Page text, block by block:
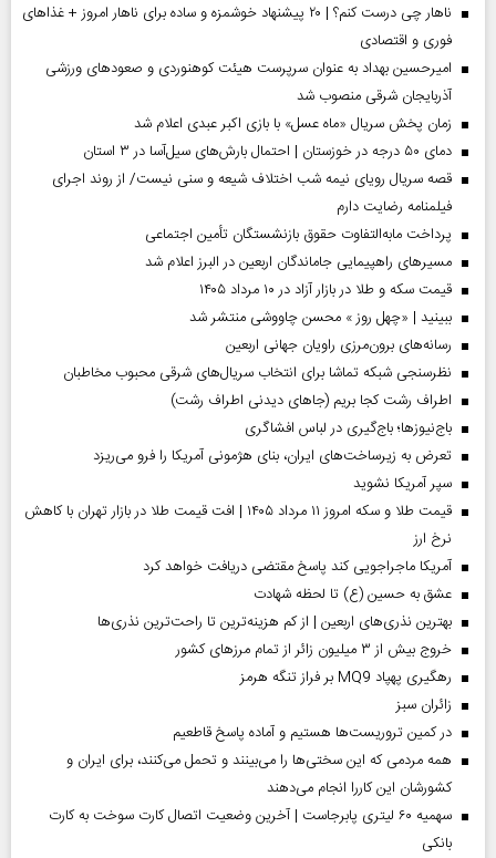
ناهار چی درست کنم؟ | ۲۰ پیشنهاد خوشمزه و ساده برای ناهار امروز + غذاهای
فوری و اقتصادی
امیرحسین بهداد به عنوان سرپرست هیئت کوهنوردی و صعودهای ورزشی
آذربایجان شرقی منصوب شد
زمان پخش سریال «ماه عسل» با بازی اکبر عبدی اعلام شد
دمای ۵۰ درجه در خوزستان | احتمال بارش‌های سیل‌آسا در ۳ استان
قصه سریال رویای نیمه شب اختلاف شیعه و سنی نیست/ از روند اجرای
فیلمنامه رضایت دارم
پرداخت مابه‌التفاوت حقوق بازنشستگان تأمین اجتماعی
مسیر‌های راهپیمایی جاماندگان اربعین در البرز اعلام شد
قیمت سکه و طلا در بازار آزاد در ۱۰ مرداد ۱۴۰۵
ببینید | «چهل روز » محسن چاووشی منتشر شد
رسانه‌های برون‌مرزی راویان جهانی اربعین
نظرسنجی شبکه تماشا برای انتخاب سریال‌های شرقی محبوب مخاطبان
اطراف رشت کجا بریم (جاهای دیدنی اطراف رشت)
باج‌نیوزها؛ باج‌گیری در لباس افشاگری
تعرض به زیرساخت‌های ایران، بنای هژمونی آمریکا را فرو می‌ریزد
سپر آمریکا نشوید
قیمت طلا و سکه امروز ۱۱ مرداد ۱۴۰۵ | افت قیمت طلا در بازار تهران با کاهش
نرخ ارز
آمریکا ماجراجویی کند پاسخ مقتضی دریافت خواهد کرد
عشق به حسین (ع) تا لحظه شهادت
بهترین نذری‌های اربعین | از کم هزینه‌ترین تا راحت‌ترین نذری‌ها
خروج بیش از ۳ میلیون زائر از تمام مرز‌های کشور
رهگیری پهپاد MQ9 بر فراز تنگه هرمز
‌زائران سبز
در کمین تروریست‌ها هستیم و آماده پاسخ قاطعیم
همه مردمی که این سختی‌ها را می‌بینند و تحمل می‌کنند، برای ایران و
کشورشان این کاررا انجام می‌دهند
سهمیه ۶۰ لیتری پابرجاست | آخرین وضعیت اتصال کارت سوخت به کارت
بانکی